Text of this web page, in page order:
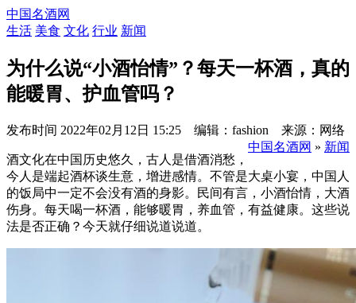
中国名酒网
生活 美食 文化 行业 新闻
为什么说“小酒怡情”？每天一杯酒，真的
能暖胃、护血管吗？
发布时间 2022年02月12日 15:25 编辑：fashion 来源：网络
中国名酒网 » 新闻
酒文化在中国历史悠久，古人是借酒消愁，
今人是端起酒杯谈生意，增进感情。不管是大桌小宴，中国人
的饭局中一定不会没有酒的身影。民间有言，小酒怡情，大酒
伤身。每天喝一杯酒，能够暖胃，养血管，有益健康。这些说
法是否正确？今天就仔细说道说道。